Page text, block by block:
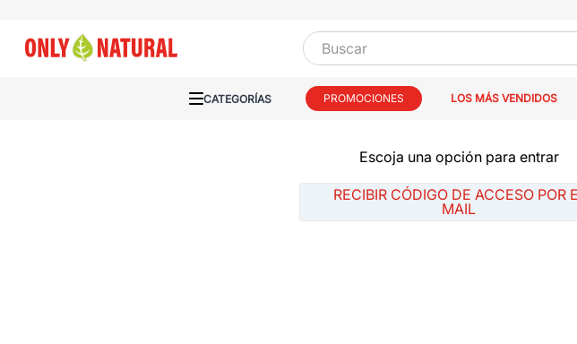
Buscar
PROMOCIONES LOS MÁS VENDIDOS
Escoja una opción para entrar
RECIBIR CÓDIGO DE ACCESO POR
MAIL